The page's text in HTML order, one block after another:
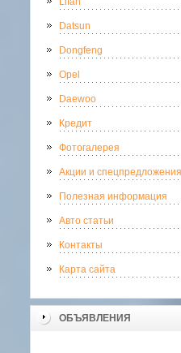
Datsun
Dongfeng
Opel
Daewoo
Кредит
Фотогалерея
Акции и спецпредложения
Полезная информация
Авто статьи
Контакты
Карта сайта
ОБЪЯВЛЕНИЯ